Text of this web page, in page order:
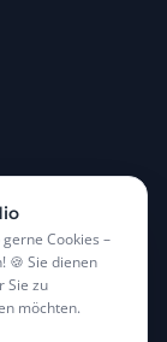
Cookies –
🍪 Sie dienen
Sie zu
möchten.